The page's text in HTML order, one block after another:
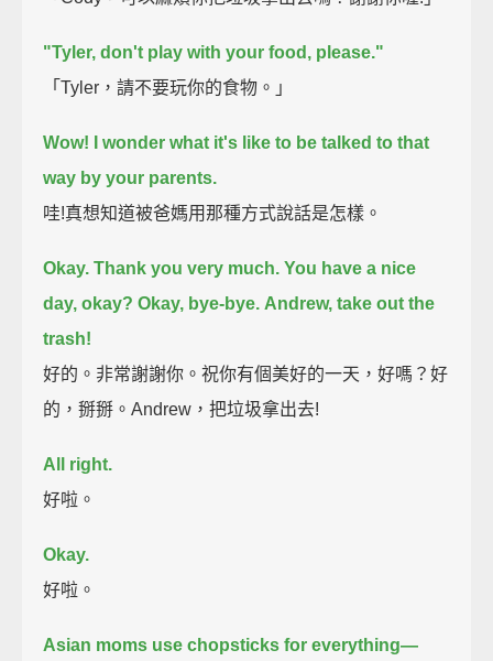
"Tyler, don't play with your food, please."
「Tyler，請不要玩你的食物。」
Wow! I wonder what it's like to be talked to that
way by your parents.
哇!真想知道被爸媽用那種方式說話是怎樣。
Okay. Thank you very much. You have a nice
day, okay? Okay, bye-bye. Andrew, take out the
trash!
好的。非常謝謝你。祝你有個美好的一天，好嗎？好
的，掰掰。Andrew，把垃圾拿出去!
All right.
好啦。
Okay.
好啦。
Asian moms use chopsticks for everything—